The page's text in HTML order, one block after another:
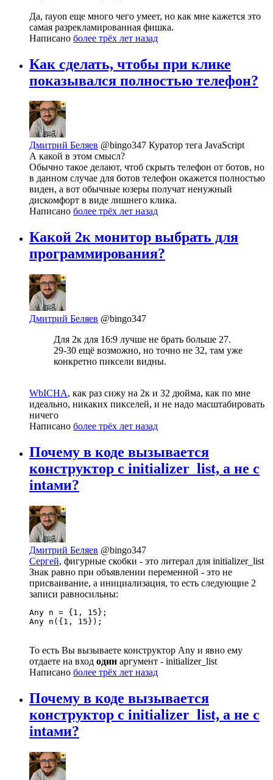
Да, rayon еще много чего умеет, но как мне кажется это
самая разрекламированная фишка.
Написано более трёх лет назад
Как сделать, чтобы при клике
показывался полностью телефон?
Дмитрий Беляев @bingo347 Куратор тега JavaScript
А какой в этом смысл?
Обычно такое делают, чтоб скрыть телефон от ботов, но
в данном случае для ботов телефон окажется полностью
виден, а вот обычные юзеры получат ненужный
дискомфорт в виде лишнего клика.
Написано более трёх лет назад
Какой 2к монитор выбрать для
программирования?
Дмитрий Беляев @bingo347
Для 2к для 16:9 лучше не брать больше 27.
29-30 ещё возможно, но точно не 32, там уже
конкретно пиксели видны.
WbICHA, как раз сижу на 2к и 32 дюйма, как по мне
идеально, никаких пикселей, и не надо масштабировать
ничего
Написано более трёх лет назад
Почему в коде вызывается
конструктор с initializer_list, а не с
intами?
Дмитрий Беляев @bingo347
Сергей, фигурные скобки - это литерал для initializer_list
Знак равно при объявлении переменной - это не
присваивание, а инициализация, то есть следующие 2
записи равносильны:
Any n = {1, 15};
Any n({1, 15});
То есть Вы вызываете конструктор Any и явно ему
отдаете на вход один аргумент - initializer_list
Написано более трёх лет назад
Почему в коде вызывается
конструктор с initializer_list, а не с
intами?